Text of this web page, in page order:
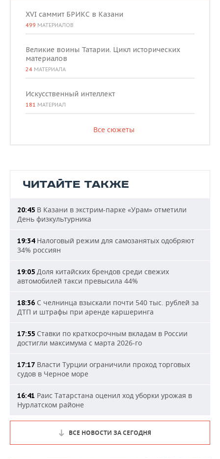
XVI саммит БРИКС в Казани
499 МАТЕРИАЛОВ
Великие воины Татарии. Цикл исторических
материалов
24 МАТЕРИАЛА
Искусственный интеллект
181 МАТЕРИАЛ
Все сюжеты
ЧИТАЙТЕ ТАКЖЕ
20:45 В Казани в экстрим-парке «Урам» отметили
День физкультурника
19:34Налоговый режим для самозанятых одобряют
34% россиян
19:05 Доля китайских брендов среди свежих
автомобилей такси превысила 44%
18:36 С челнинца взыскали почти 540 тыс. рублей за
ДТП и штрафы при аренде каршеринга
17:55 Ставки по краткосрочным вкладам в России
достигли максимума с марта 2026-го
17:17 Власти Турции ограничили проход торговых
судов в Черное море
16:41 Раис Татарстана оценил ход уборки урожая в
Нурлатском районе
ВСЕ НОВОСТИ ЗА СЕГОДНЯ